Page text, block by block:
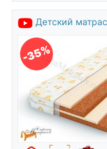
Детский
-35%